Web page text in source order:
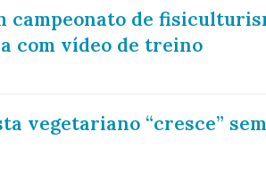
campeonato de
com vídeo de treino
vegetariano “cresce”